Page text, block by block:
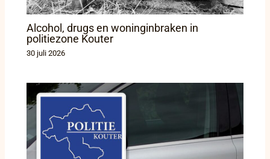
Alcohol, drugs en woninginbraken in
politiezone Kouter
30 juli 2026